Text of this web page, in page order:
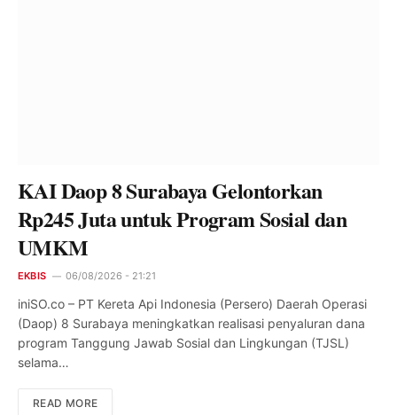
KAI Daop 8 Surabaya Gelontorkan
Rp245 Juta untuk Program Sosial dan
UMKM
EKBIS 06/08/2026 - 21:21
iniSO.co – PT Kereta Api Indonesia (Persero) Daerah Operasi
(Daop) 8 Surabaya meningkatkan realisasi penyaluran dana
program Tanggung Jawab Sosial dan Lingkungan (TJSL)
selama…
READ MORE